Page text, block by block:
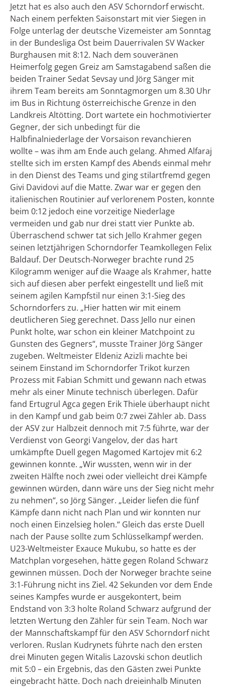
Jetzt hat es also auch den ASV Schorndorf erwischt.
Nach einem perfekten Saisonstart mit vier Siegen in
Folge unterlag der deutsche Vizemeister am Sonntag
in der Bundesliga Ost beim Dauerrivalen SV Wacker
Burghausen mit 8:12. Nach dem souveränen
Heimerfolg gegen Greiz am Samstagabend saßen die
beiden Trainer Sedat Sevsay und Jörg Sänger mit
ihrem Team bereits am Sonntagmorgen um 8.30 Uhr
im Bus in Richtung österreichische Grenze in den
Landkreis Altötting. Dort wartete ein hochmotivierter
Gegner, der sich unbedingt für die
Halbfinalniederlage der Vorsaison revanchieren
wollte – was ihm am Ende auch gelang. Ahmed Alfaraj
stellte sich im ersten Kampf des Abends einmal mehr
in den Dienst des Teams und ging stilartfremd gegen
Givi Davidovi auf die Matte. Zwar war er gegen den
italienischen Routinier auf verlorenem Posten, konnte
beim 0:12 jedoch eine vorzeitige Niederlage
vermeiden und gab nur drei statt vier Punkte ab.
Überraschend schwer tat sich Jello Krahmer gegen
seinen letztjährigen Schorndorfer Teamkollegen Felix
Baldauf. Der Deutsch-Norweger brachte rund 25
Kilogramm weniger auf die Waage als Krahmer, hatte
sich auf diesen aber perfekt eingestellt und ließ mit
seinem agilen Kampfstil nur einen 3:1-Sieg des
Schorndorfers zu. „Hier hatten wir mit einem
deutlicheren Sieg gerechnet. Dass Jello nur einen
Punkt holte, war schon ein kleiner Matchpoint zu
Gunsten des Gegners“, musste Trainer Jörg Sänger
zugeben. Weltmeister Eldeniz Azizli machte bei
seinem Einstand im Schorndorfer Trikot kurzen
Prozess mit Fabian Schmitt und gewann nach etwas
mehr als einer Minute technisch überlegen. Dafür
fand Ertugrul Agca gegen Erik Thiele überhaupt nicht
in den Kampf und gab beim 0:7 zwei Zähler ab. Dass
der ASV zur Halbzeit dennoch mit 7:5 führte, war der
Verdienst von Georgi Vangelov, der das hart
umkämpfte Duell gegen Magomed Kartojev mit 6:2
gewinnen konnte. „Wir wussten, wenn wir in der
zweiten Hälfte noch zwei oder vielleicht drei Kämpfe
gewinnen würden, dann wäre uns der Sieg nicht mehr
zu nehmen“, so Jörg Sänger. „Leider liefen die fünf
Kämpfe dann nicht nach Plan und wir konnten nur
noch einen Einzelsieg holen.“ Gleich das erste Duell
nach der Pause sollte zum Schlüsselkampf werden.
U23-Weltmeister Exauce Mukubu, so hatte es der
Matchplan vorgesehen, hätte gegen Roland Schwarz
gewinnen müssen. Doch der Norweger brachte seine
3:1-Führung nicht ins Ziel. 42 Sekunden vor dem Ende
seines Kampfes wurde er ausgekontert, beim
Endstand von 3:3 holte Roland Schwarz aufgrund der
letzten Wertung den Zähler für sein Team. Noch war
der Mannschaftskampf für den ASV Schorndorf nicht
verloren. Ruslan Kudrynets führte nach den ersten
drei Minuten gegen Witalis Lazovski schon deutlich
mit 5:0 – ein Ergebnis, das den Gästen zwei Punkte
eingebracht hätte. Doch nach dreieinhalb Minuten